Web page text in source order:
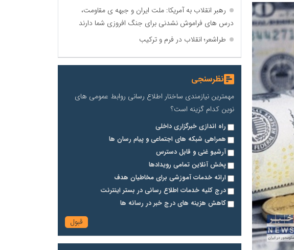
رهبر انقلاب به آمریکا: ملت ایران و جبهه ی مقاومت،
درس های فراموش نشدنی برای جنگ افروزی شما دارند
طراشعر؛ انقلاب در فرم و ترکیب
نظرسنجی
مهمترین نیازمندی ساختار اطلاع رسانی روابط عمومی های
نوین کدام گزینه است؟
راه اندازی خبرگزاری داخلی
همراهی شبکه های اجتماعی و پیام رسان ها
آرشیو غنی و قابل دسترس
پخش آنلاین تمامی رویدادها
ارائه خدمات آموزشی برای مخاطیان هدف
درج کلیه خدمات اطلاع رسانی در بستر اینترنت
کاهش هزینه های درج خبر در رسانه ها